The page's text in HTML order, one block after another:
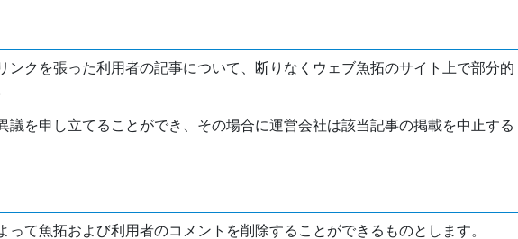
ンクを張った利用者の記事について、断りなくウェブ魚拓のサイト上で部分的
議を申し立てることができ、その場合に運営会社は該当記事の掲載を中止する
って魚拓および利用者のコメントを削除することができるものとします。